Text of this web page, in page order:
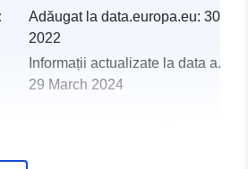
Adăugat la data.europa.eu: 30
2022
Informații actualizate la data
29 March 2024